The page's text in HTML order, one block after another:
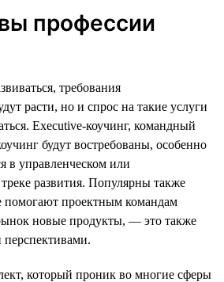
профессии
требования
расти, но и спрос на такие услуги
Executive-коучинг, командный
будут востребованы, особенно
в управленческом или
развития. Популярны также
помогают проектным командам
новые продукты, — это также
который проник во многие сферы